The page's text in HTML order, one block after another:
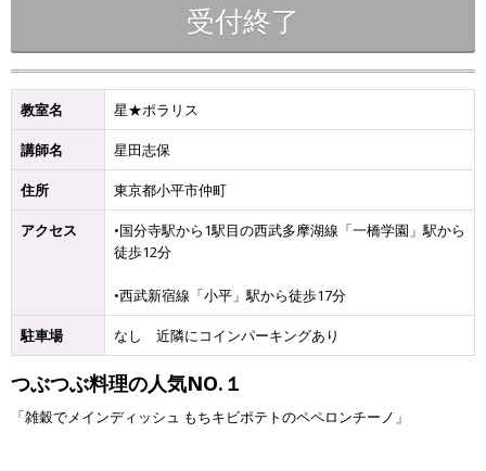
受付終了
教室名 星★ポラリス
講師名 星田志保
住所 東京都小平市仲町
アクセス
•国分寺駅から1駅目の西武多摩湖線「一橋学園」駅から
徒歩12分
•西武新宿線「小平」駅から徒歩17分
駐車場 なし 近隣にコインパーキングあり
つぶつぶ料理の人気NO.１
「雑穀でメインディッシュ もちキビポテトのペペロンチーノ」